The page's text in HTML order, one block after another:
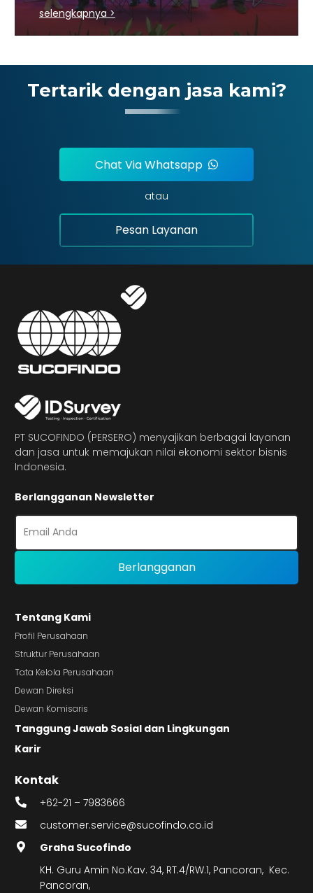
SEKTOR BATU BARA
selengkapnya >
Tertarik dengan jasa kami?
Chat Via Whatsapp
atau
Pesan Layanan
PT SUCOFINDO (PERSERO) menyajikan berbagai layanan
dan jasa untuk memajukan nilai ekonomi sektor bisnis
Indonesia.
Berlangganan Newsletter
Tentang Kami
Profil Perusahaan
Struktur Perusahaan
Tata Kelola Perusahaan
Dewan Direksi
Dewan Komisaris
Tanggung Jawab Sosial dan Lingkungan
Karir
Kontak
+62-21 – 7983666
customer.service@sucofindo.co.id
Graha Sucofindo
KH. Guru Amin No.Kav. 34, RT.4/RW.1, Pancoran, Kec.
Pancoran,